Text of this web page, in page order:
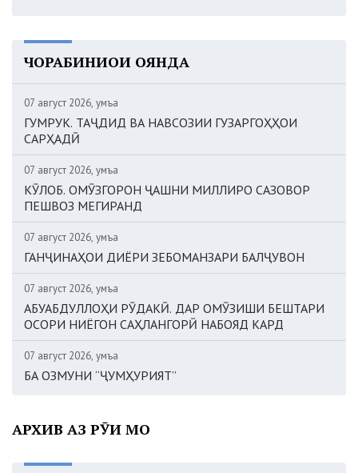
ЧОРАБИНИҲОИ ОЯНДА
07 август 2026, Ҷумъа
ГУМРУК. ТАҶДИД ВА НАВСОЗИИ ГУЗАРГОҲҲОИ
САРҲАДӢ
07 август 2026, Ҷумъа
КӮЛОБ. ОМӮЗГОРОН ҶАШНИ МИЛЛИРО САЗОВОР
ПЕШВОЗ МЕГИРАНД
07 август 2026, Ҷумъа
ГАНҶИНАҲОИ ДИЁРИ ЗЕБОМАНЗАРИ БАЛҶУВОН
07 август 2026, Ҷумъа
АБУАБДУЛЛОҲИ РӮДАКӢ. ДАР ОМӮЗИШИ БЕШТАРИ
ОСОРИ НИЁГОН САҲЛАНГОРӢ НАБОЯД КАРД
07 август 2026, Ҷумъа
БА ОЗМУНИ “ҶУМҲУРИЯТ”
АРХИВ АЗ РӮИ МОҲ